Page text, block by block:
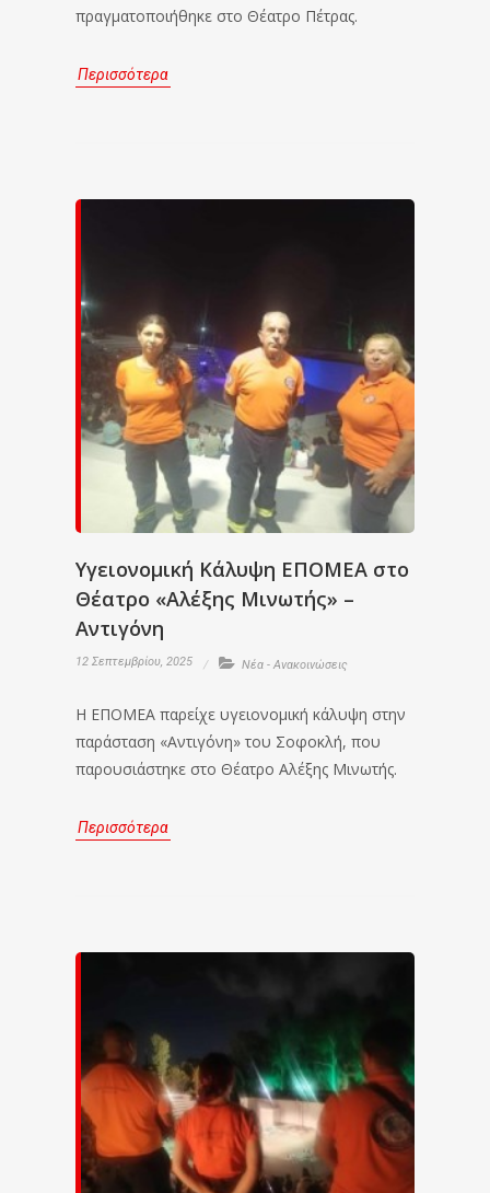
πραγματοποιήθηκε στο Θέατρο Πέτρας.
Περισσότερα
Υγειονομική Κάλυψη ΕΠΟΜΕΑ στο
Θέατρο «Αλέξης Μινωτής» –
Αντιγόνη
12 Σεπτεμβρίου, 2025 Νέα - Ανακοινώσεις
Η ΕΠΟΜΕΑ παρείχε υγειονομική κάλυψη στην
παράσταση «Αντιγόνη» του Σοφοκλή, που
παρουσιάστηκε στο Θέατρο Αλέξης Μινωτής.
Περισσότερα